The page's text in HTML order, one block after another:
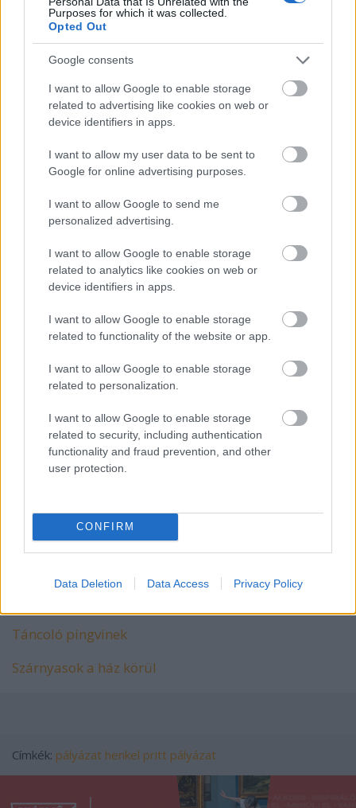
Purposes for which it was collected.
Opted Out
Google consents
I want to allow Google to enable storage
related to advertising like cookies on web or
device identifiers in apps.
I want to allow my user data to be sent to
Google for online advertising purposes.
I want to allow Google to send me
personalized advertising.
I want to allow Google to enable storage
related to analytics like cookies on web or
device identifiers in apps.
I want to allow Google to enable storage
related to functionality of the website or app.
I want to allow Google to enable storage
related to personalization.
I want to allow Google to enable storage
related to security, including authentication
functionality and fraud prevention, and other
user protection.
CONFIRM
Data Deletion Data Access Privacy Policy
tökéletes álarcot vághatod ki a színes kartonból. A
táncoló pingvines ötletnél már olvashattál a
sablonkészítésről, de ha már nem emlékszel
pontosan,kattints ide
, itt megnézheted. Azt a részt,
ahová a gumit kötöd, lyukasztóval lyukaszd ki.
Tervezz egyéb díszeket is, amivel feldobhatod az
álarcot (a majom fejére mi ragasztottunk egy
A pályázatot a Madarak és Fák Napja alkalmából
virágokról, fákról készített montázst is. Afrikában
rengeteg növény- és állatfaj él, gondoljatok bele,
mennyi ötletet meríthettek e távoli, csodálatos
földrészről.
Ott él többek között az oroszlán, a zebra, a zsiráf, az
orrszarvú és az elefánt is. És persze a gyönyörű
madarakról se feledkezzünk meg: marabu, strucc,
sólyom, keselyű. Gólyával és füsti fecskével gyakran
találkozhatsz itthon is, a telet viszont ők is Afrikában
Holnap újabb ötletekkel várok mindenkit!
KedveldFacebook oldalunkatis, hogy elsőként
értesülj a lefrissebb ötletekről.
információt olvass a pályázatról és a Madarak és
Fák Napjáról!
Táncoló pingvinek
Szárnyasok a ház körül
Címkék: pályázat henkel pritt pályázat